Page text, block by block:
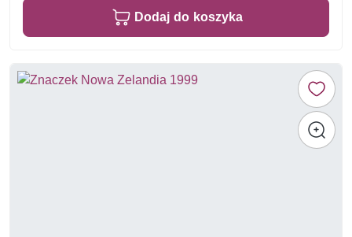
Dodaj do koszyka